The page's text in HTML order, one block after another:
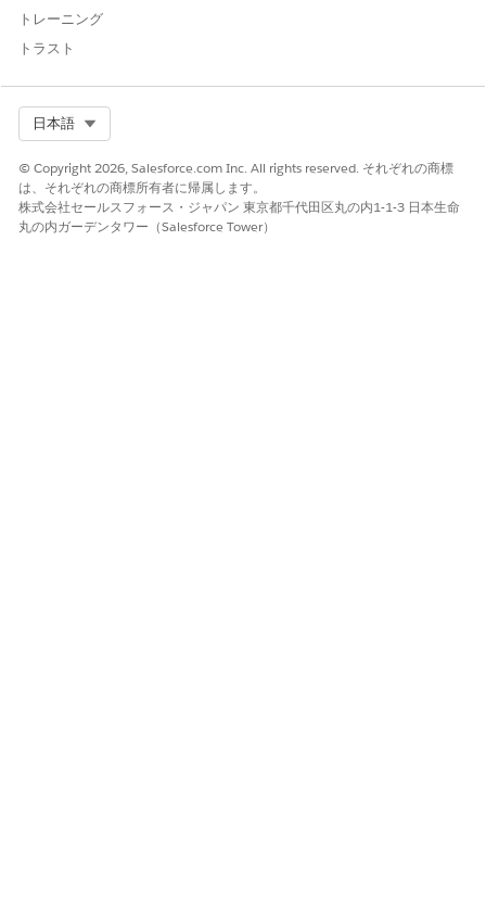
トレーニング
トラスト
日本語
© Copyright 2026, Salesforce.com Inc. All rights reserved. それぞれの商標
は、それぞれの商標所有者に帰属します。
株式会社セールスフォース・ジャパン 東京都千代田区丸の内1-1-3 日本生命
丸の内ガーデンタワー（Salesforce Tower）